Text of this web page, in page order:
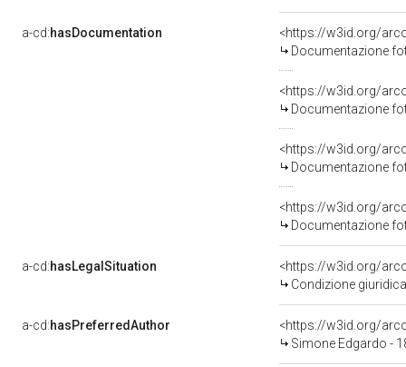
a-cd:hasDocumentation
Documentazione
Documentazione
Documentazione
Documentazione
a-cd:hasLegalSituation
Condizione
a-cd:hasPreferredAuthor
<https://w3id.org/
Simone Edgardo -